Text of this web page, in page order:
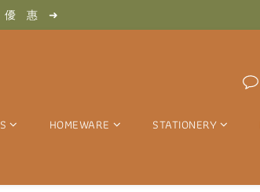
優　惠　➜
優　惠　➜
免　運　優　惠　➜
HOMEWARE STATIONERY